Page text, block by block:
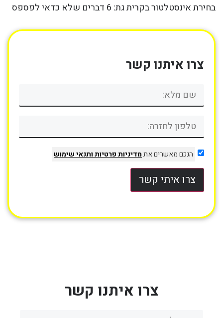
בחירת אינסטלטור בקרית גת: 6 דברים שלא כדאי לפספס
צרו איתנו קשר
הנכם מאשרים אתמדיניות פרטיותותנאי שימוש
צרו איתי קשר
צרו איתנו קשר